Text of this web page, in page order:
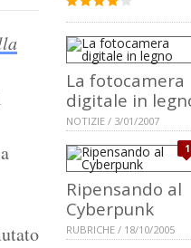
La fotocamera
digitale in
NOTIZIE / 3/01/2007
1
Ripensando al
Cyberpunk
RUBRICHE / 18/10/2005